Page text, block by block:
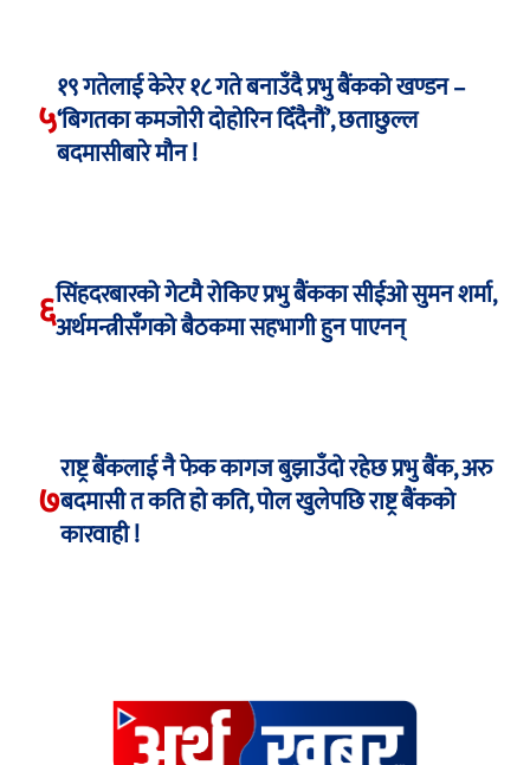
५
१९ गतेलाई केरेर १८ गते बनाउँदै प्रभु बैंकको खण्डन –
‘बिगतका कमजोरी दोहोरिन दिँदैनौं’, छताछुल्ल
बदमासीबारे मौन !
६सिंहदरबारको गेटमै रोकिए प्रभु बैंकका सीईओ सुमन शर्मा,
अर्थमन्त्रीसँगको बैठकमा सहभागी हुन पाएनन्
७
राष्ट्र बैंकलाई नै फेक कागज बुझाउँदो रहेछ प्रभु बैंक, अरु
बदमासी त कति हो कति, पोल खुलेपछि राष्ट्र बैंकको
कारवाही !